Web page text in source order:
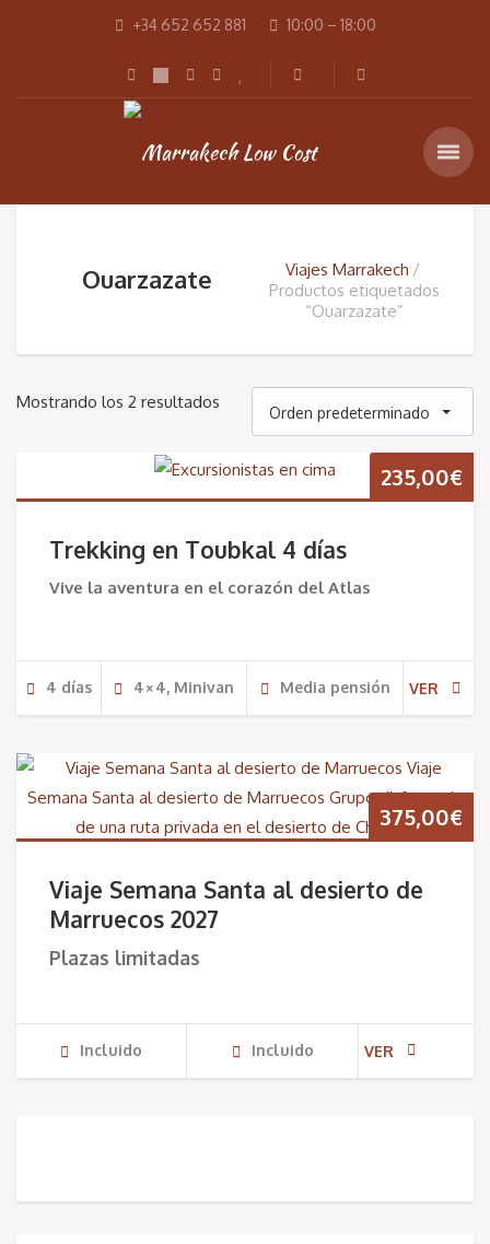
+34 652 652 881 10:00 – 18:00
Ouarzazate
Viajes Marrakech
Productos etiquetados
“Ouarzazate”
Mostrando los 2 resultados
Orden predeterminado
235,00€
Trekking en Toubkal 4 días
Vive la aventura en el corazón del Atlas
4 dí­as 4×4, Minivan Media pensión VER
375,00€
Viaje Semana Santa al desierto de
Marruecos 2027
Plazas limitadas
Incluido Incluido VER